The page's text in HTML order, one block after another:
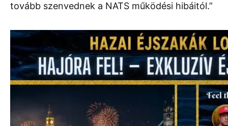
tovább szenvednek a NATS működési hibáitól.”